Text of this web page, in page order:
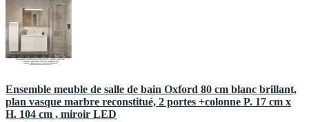
Ensemble meuble de salle de bain Oxford 80 cm blanc brillant,
plan vasque marbre reconstitué, 2 portes +colonne P. 17 cm x
H. 104 cm , miroir LED